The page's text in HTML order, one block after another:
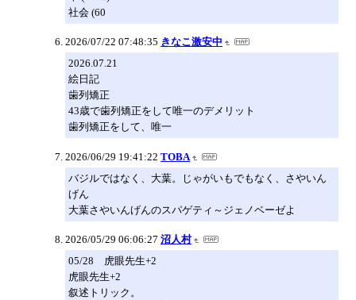
社会 (60
2026/07/22 07:48:35 きなこ激安中
2026.07.21
絵日記
歯列矯正
43歳で歯列矯正をして唯一のデメリット
歯列矯正をして、唯一
2026/06/29 19:41:22 TOBA
バジルではなく、大葉。じゃがいもでもなく、さやいん
げん
大葉さやいんげんのスパゲティ～ジェノベーゼよ
2026/05/29 06:06:27 沼人村
05/28 虎眼先生+2
虎眼先生+2
叙述トリック。